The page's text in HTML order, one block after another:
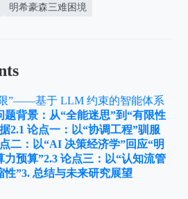
明希豪森三难困境
”——基于 LLM 约束的智能体系
题背景：从“全能迷思”到“有限性
2.1 论点一：以“协调工程”驯服
二：以“AI 决策经济学”回应“明
力预算”2.3 论点三：以“认知流管
性”3. 总结与未来研究展望